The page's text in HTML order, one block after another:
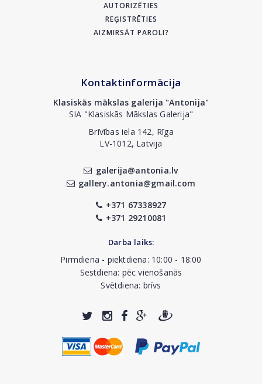
AUTORIZĒTIES
REĢISTRĒTIES
AIZMIRSĀT PAROLI?
Kontaktinformācija
Klasiskās mākslas galerija "Antonija"
SIA "Klasiskās Mākslas Galerija"
Brīvības iela 142, Rīga
LV-1012, Latvija
galerija@antonia.lv
gallery.antonia@gmail.com
+371 67338927
+371 29210081
Darba laiks:
Pirmdiena - piektdiena: 10:00 - 18:00
Sestdiena: pēc vienošanās
Svētdiena: brīvs